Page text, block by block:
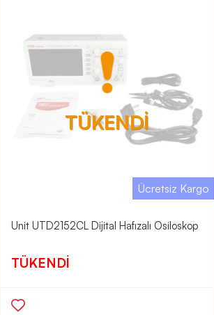
TÜKENDİ
Ücretsiz Kargo
Unit UTD2152CL Dijital Hafızalı Osiloskop
TÜKENDİ